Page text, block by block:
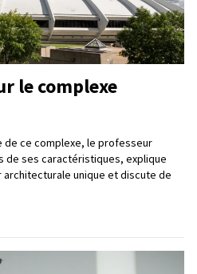
le complexe
de ce complexe, le professeur
de ses caractéristiques, explique
unique et discute de